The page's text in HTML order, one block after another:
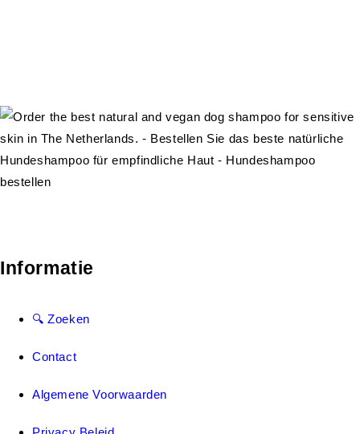
Informatie
🔍 Zoeken
Contact
Algemene Voorwaarden